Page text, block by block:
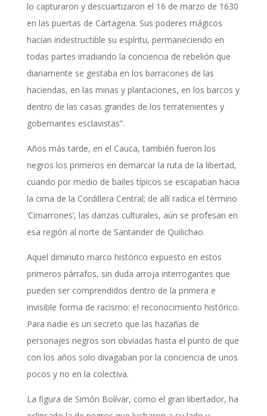
lo capturaron y descuartizaron el 16 de marzo de 1630
en las puertas de Cartagena. Sus poderes mágicos
hacían indestructible su espíritu, permaneciendo en
todas partes irradiando la conciencia de rebelión que
diariamente se gestaba en los barracones de las
haciendas, en las minas y plantaciones, en los barcos y
dentro de las casas grandes de los terratenientes y
gobernantes esclavistas”.
Años más tarde, en el Cauca, también fueron los
negros los primeros en demarcar la ruta de la libertad,
cuando por medio de bailes típicos se escapaban hacia
la cima de la Cordillera Central; de allí radica el término
‘Cimarrones’, las danzas culturales, aún se profesan en
esa región al norte de Santander de Quilichao.
Aquel diminuto marco histórico expuesto en estos
primeros párrafos, sin duda arroja interrogantes que
pueden ser comprendidos dentro de la primera e
invisible forma de racismo: el reconocimiento histórico.
Para nadie es un secreto que las hazañas de
personajes negros son obviadas hasta el punto de que
con los años solo divagaban por la conciencia de unos
pocos y no en la colectiva.
La figura de Simón Bolívar, como el gran libertador, ha